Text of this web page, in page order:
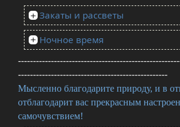
Закаты и рассветы
Ночное время
--------------------------------------------------
Мысленно благодарите природу, и в
отблагодарит вас прекрасным
самочувствием!